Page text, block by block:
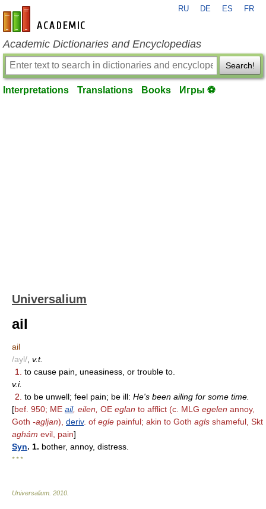
en-academic.com
RU DE ES FR
Academic Dictionaries and Encyclopedias
Search!
Interpretations Translations Books Игры ⚽
Universalium
ail
ail
/ayl/ v.t.
1.
to cause pain, uneasiness, or trouble to.
v.i.
2. to be unwell; feel pain; be ill: He's been ailing for some time.
[bef. 950; ME ail, eilen, OE eglan to afflict (c. MLG egelen annoy,
Goth -agljan), deriv. of egle painful; akin to Goth agls shameful, Skt
aghám evil, pain]
Syn. 1. bother, annoy, distress.
* * *
Universalium 2010